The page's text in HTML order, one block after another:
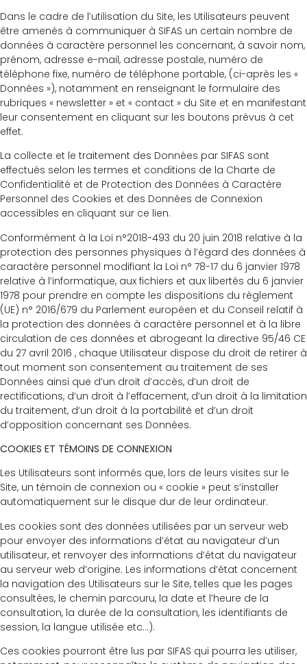
Dans le cadre de l’utilisation du Site, les Utilisateurs peuvent
être amenés à communiquer à SIFAS un certain nombre de
données à caractère personnel les concernant, à savoir nom,
prénom, adresse e-mail, adresse postale, numéro de
téléphone fixe, numéro de téléphone portable, (ci-après les «
Données »), notamment en renseignant le formulaire des
rubriques « newsletter » et « contact » du Site et en manifestant
leur consentement en cliquant sur les boutons prévus à cet
effet.
La collecte et le traitement des Données par SIFAS sont
effectués selon les termes et conditions de la Charte de
Confidentialité et de Protection des Données à Caractère
Personnel des Cookies et des Données de Connexion
accessibles en cliquant sur ce lien.
Conformément à la Loi n°2018-493 du 20 juin 2018 relative à la
protection des personnes physiques à l’égard des données à
caractère personnel modifiant la Loi n° 78-17 du 6 janvier 1978
relative à l’informatique, aux fichiers et aux libertés du 6 janvier
1978 pour prendre en compte les dispositions du règlement
(UE) n° 2016/679 du Parlement européen et du Conseil relatif à
la protection des données à caractère personnel et à la libre
circulation de ces données et abrogeant la directive 95/46 CE
du 27 avril 2016 , chaque Utilisateur dispose du droit de retirer à
tout moment son consentement au traitement de ses
Données ainsi que d’un droit d’accès, d’un droit de
rectifications, d’un droit à l’effacement, d’un droit à la limitation
du traitement, d’un droit à la portabilité et d’un droit
d’opposition concernant ses Données.
COOKIES ET TÉMOINS DE CONNEXION
Les Utilisateurs sont informés que, lors de leurs visites sur le
Site, un témoin de connexion ou « cookie » peut s’installer
automatiquement sur le disque dur de leur ordinateur.
Les cookies sont des données utilisées par un serveur web
pour envoyer des informations d’état au navigateur d’un
utilisateur, et renvoyer des informations d’état du navigateur
au serveur web d’origine. Les informations d’état concernent
la navigation des Utilisateurs sur le Site, telles que les pages
consultées, le chemin parcouru, la date et l’heure de la
consultation, la durée de la consultation, les identifiants de
session, la langue utilisée etc…).
Ces cookies pourront être lus par SIFAS qui pourra les utiliser,